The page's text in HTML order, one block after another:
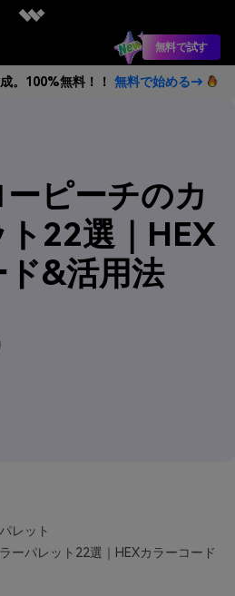
無料で試す
。100%無料！！ 無料で始める→
ピーチのカ
ト22選｜HEX
&活用法
レット
ーパレット22選｜HEXカラーコード